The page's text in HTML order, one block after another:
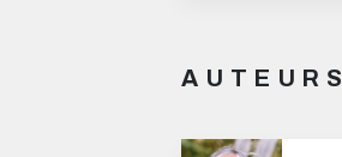
AUTEURS